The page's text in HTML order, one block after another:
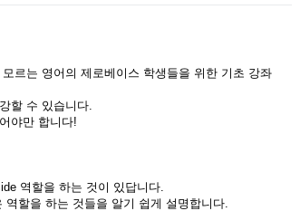
르는 영어의 제로베이스 학생들을 위한 기초 강좌
할 수 있습니다.
야만 합니다!
역할을 하는 것이 있답니다.
할을 하는 것들을 알기 쉽게 설명합니다.